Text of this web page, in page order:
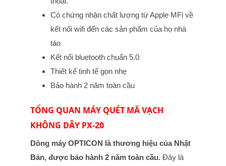
Có chứng nhận chất lượng từ Apple MFi về
kết nối wifi đến các sản phẩm của họ nhà
táo
Kết nối bluetooth chuẩn 5.0
Thiết kế tinh tế gọn nhẹ
Bảo hành 2 năm toàn cầu
TỔNG QUAN MÁY QUÉT MÃ VẠCH
KHÔNG DÂY PX-20
Dòng máy OPTICON là thương hiệu của Nhật
Bản, được bảo hành 2 năm toàn cầu.Đây là